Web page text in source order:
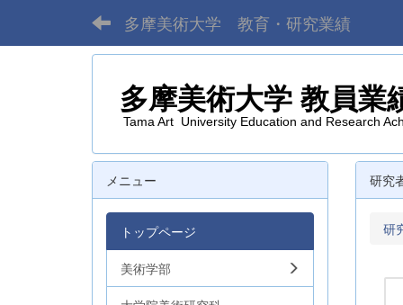
多摩美術大学 教育・研究業績
多摩美術大学 教員業
Tama Art University Education and Research
研究
研
メニュー
トップページ
美術学部